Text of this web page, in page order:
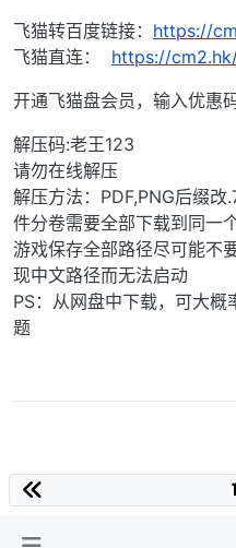
飞猫转百度链接： https://
飞猫直连： https://
开通飞猫盘会员，输入优
解压码:老王123
请勿在线解压
解压方法：PDF,PNG后缀
件分卷需要全部下载到同一
游戏保存全部路径尽可能不
现中文路径而无法启动
PS：从网盘中下载，可大
题